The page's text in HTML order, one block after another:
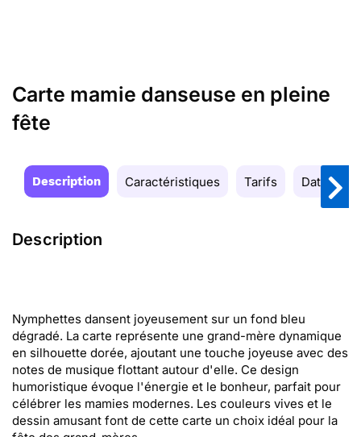
Carte mamie danseuse en pleine
fête
Description Caractéristiques Tarifs Date de
Description
Nymphettes dansent joyeusement sur un fond bleu
dégradé. La carte représente une grand-mère dynamique
en silhouette dorée, ajoutant une touche joyeuse avec des
notes de musique flottant autour d'elle. Ce design
humoristique évoque l'énergie et le bonheur, parfait pour
célébrer les mamies modernes. Les couleurs vives et le
dessin amusant font de cette carte un choix idéal pour la